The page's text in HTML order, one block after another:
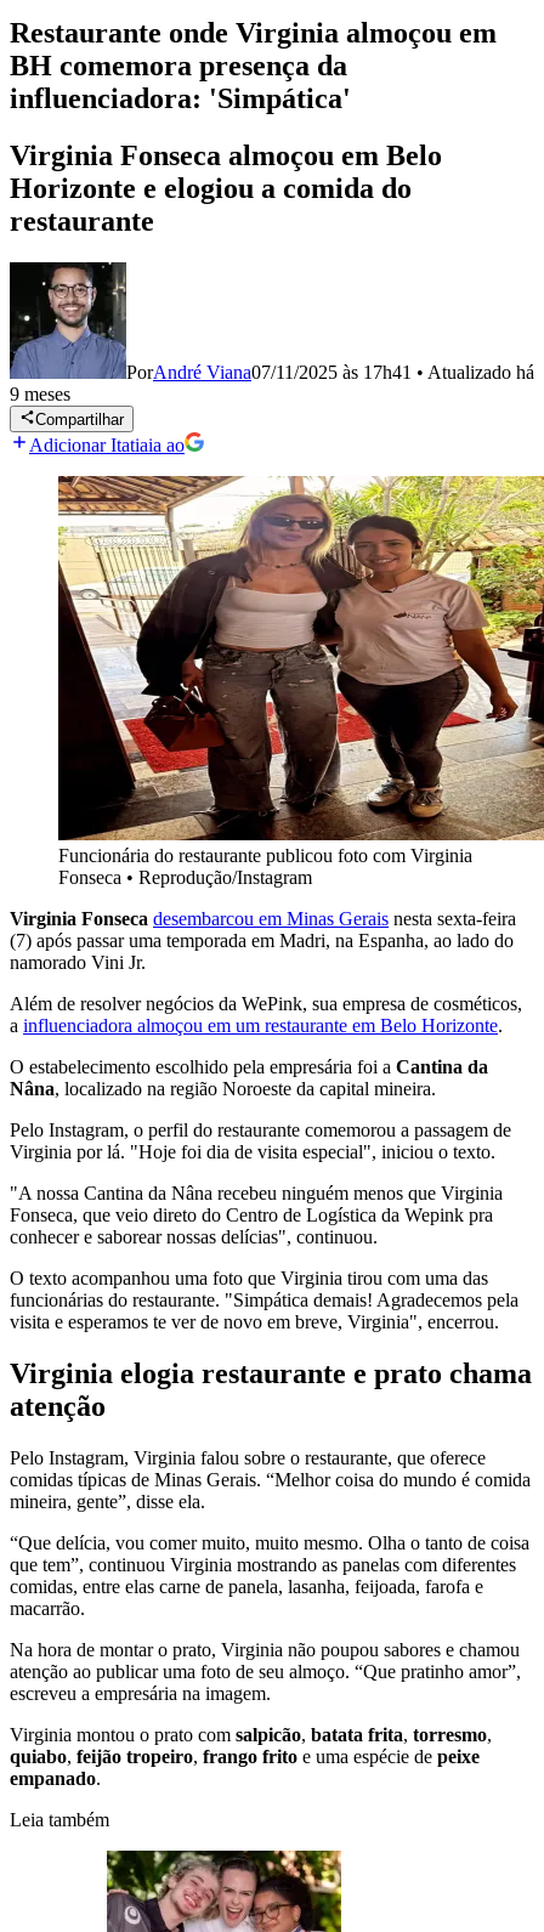
Restaurante onde Virginia almoçou em
BH comemora presença da
influenciadora: 'Simpática'
Virginia Fonseca almoçou em Belo
Horizonte e elogiou a comida do
restaurante
PorAndré Viana07/11/2025 às 17h41 • Atualizado há
9 meses
Compartilhar
Adicionar Itatiaia ao
Funcionária do restaurante publicou foto com Virginia
Fonseca • Reprodução/Instagram
Virginia Fonseca desembarcou em Minas Gerais nesta sexta-feira
(7) após passar uma temporada em Madri, na Espanha, ao lado do
namorado Vini Jr.
Além de resolver negócios da WePink, sua empresa de cosméticos,
a influenciadora almoçou em um restaurante em Belo Horizonte.
O estabelecimento escolhido pela empresária foi a Cantina da
Nâna, localizado na região Noroeste da capital mineira.
Pelo Instagram, o perfil do restaurante comemorou a passagem de
Virginia por lá. "Hoje foi dia de visita especial", iniciou o texto.
"A nossa Cantina da Nâna recebeu ninguém menos que Virginia
Fonseca, que veio direto do Centro de Logística da Wepink pra
conhecer e saborear nossas delícias", continuou.
O texto acompanhou uma foto que Virginia tirou com uma das
funcionárias do restaurante. "Simpática demais! Agradecemos pela
visita e esperamos te ver de novo em breve, Virginia", encerrou.
Virginia elogia restaurante e prato chama
atenção
Pelo Instagram, Virginia falou sobre o restaurante, que oferece
comidas típicas de Minas Gerais. “Melhor coisa do mundo é comida
mineira, gente”, disse ela.
“Que delícia, vou comer muito, muito mesmo. Olha o tanto de coisa
que tem”, continuou Virginia mostrando as panelas com diferentes
comidas, entre elas carne de panela, lasanha, feijoada, farofa e
macarrão.
Na hora de montar o prato, Virginia não poupou sabores e chamou
atenção ao publicar uma foto de seu almoço. “Que pratinho amor”,
escreveu a empresária na imagem.
Virginia montou o prato com salpicão, batata frita, torresmo,
quiabo, feijão tropeiro, frango frito e uma espécie de peixe
empanado.
Leia também